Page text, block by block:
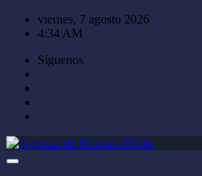
Saltar
viernes, 7 agosto 2026
4:34 AM
Síguenos